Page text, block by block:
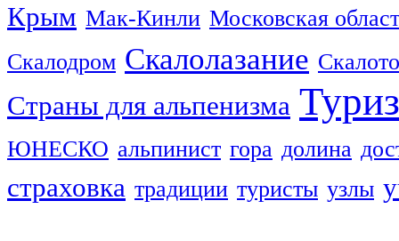
Крым Мак-Кинли Московская
Скалодром Скалолазание
Страны для альпенизма
ЮНЕСКО альпинист гора долина
страховка традиции туристы узлы